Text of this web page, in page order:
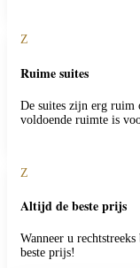
Z
Ruime suites
De suites zijn erg ruim
voldoende ruimte is
Z
Altijd de beste prijs
Wanneer u
beste prijs!